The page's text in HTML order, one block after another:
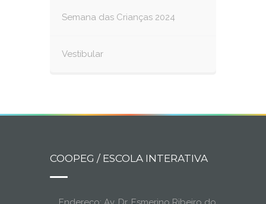
Semana das Crianças 2024
Vestibular
COOPEG / ESCOLA INTERATIVA